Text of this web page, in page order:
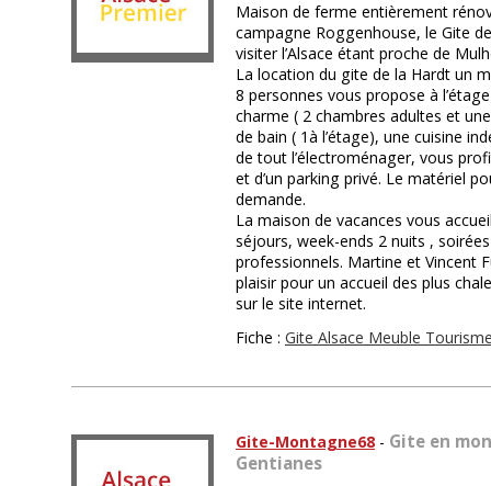
Maison de ferme entièrement
campagne Roggenhouse, le Gite
visiter l’Alsace étant proche de
La location du gite de la Hardt un
8 personnes vous propose à
charme ( 2 chambres adultes et
de bain ( 1à l’étage), une cuisine
de tout l’électroménager, vous
et d’un parking privé. Le matériel
demande.
La maison de vacances vous
séjours, week-ends 2 nuits ,
professionnels. Martine et Vincent
plaisir pour un accueil des plus
sur le site internet.
Fiche : Gite Alsace Meuble
Gite-Montagne68 - Gite en
Gentianes